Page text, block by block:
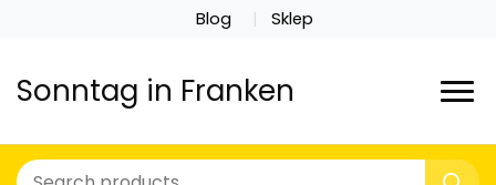
Blog Sklep
Sonntag in Franken